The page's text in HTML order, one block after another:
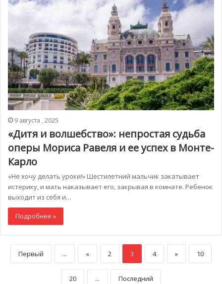
9 августа , 2025
«Дитя и волшебство»: непростая судьба
оперы Мориса Равеля и ее успех в Монте-
Карло
«Не хочу делать уроки!» Шестилетний мальчик закатывает
истерику, и мать наказывает его, закрывая в комнате. Ребенок
выходит из себя и…
Подробнее »
Первый ... « 2 3 4 » 10
20 ... Последний